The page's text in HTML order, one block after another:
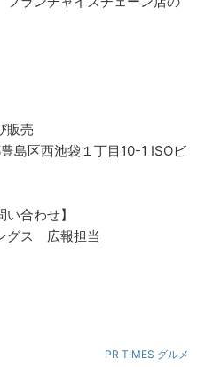
販売
島区西池袋１丁目10-1 ISOビ
合わせ】
グス 広報担当
PR TIMES グルメ